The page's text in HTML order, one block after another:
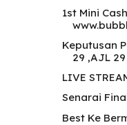
1st Mini
Keputusan
29 ,AJL 29
LIVE
Senarai
Best Ke